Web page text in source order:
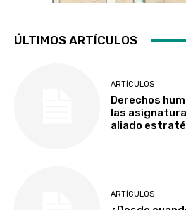
ÚLTIMOS ARTÍCULOS
ARTÍCULOS
Derechos
las
aliado
ARTÍCULOS